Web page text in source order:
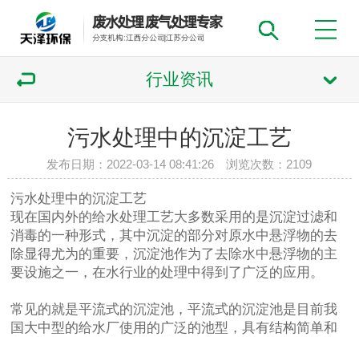
行业资讯
污水处理中的沉淀工艺
发布日期：2022-03-14 08:41:26 浏览次数： 2109
污水处理中的沉淀工艺
现在国内外的给水处理工艺大多数采用的是沉淀过滤和
消毒的一种形式，其中沉淀的部分对原水中悬浮物的去
除显得尤为的重要，沉淀池作为了去除水中悬浮物的主
要设施之一，在水行业的处理中得到了广泛的应用。
常见的就是平流式的沉淀池，平流式的沉淀池是目前我
国大中型的给水厂使用的广泛的池型，具有结构简单和